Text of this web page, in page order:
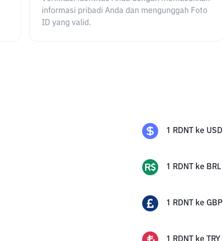
informasi pribadi Anda dan mengunggah Foto
ID yang valid.
1 RDNT ke USD
1 RDNT ke BRL
1 RDNT ke GBP